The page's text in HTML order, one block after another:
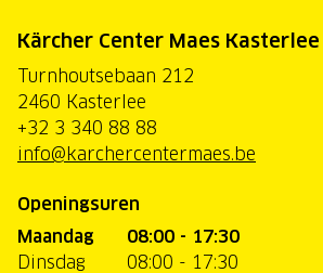
Kärcher Center Maes Kasterlee
Turnhoutsebaan 212
2460 Kasterlee
+32 3 340 88 88
info@karchercentermaes.be
Openingsuren
Maandag
08:00 - 17:30
Dinsdag
08:00 - 17:30